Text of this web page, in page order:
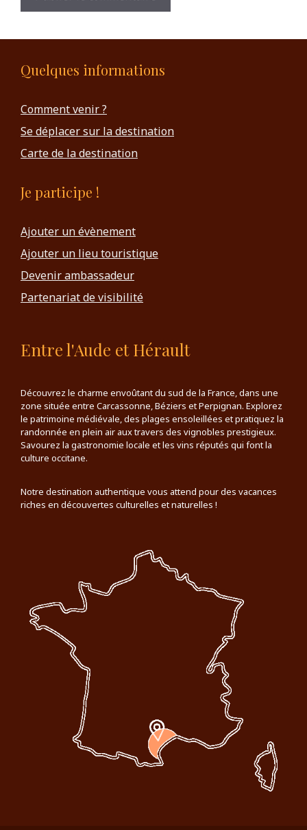
Quelques informations
Comment venir ?
Se déplacer sur la destination
Carte de la destination
Je participe !
Ajouter un évènement
Ajouter un lieu touristique
Devenir ambassadeur
Partenariat de visibilité
Entre l'Aude et Hérault
Découvrez le charme envoûtant du sud de la France, dans une
zone située entre Carcassonne, Béziers et Perpignan. Explorez
le patrimoine médiévale, des plages ensoleillées et pratiquez la
randonnée en plein air aux travers des vignobles prestigieux.
Savourez la gastronomie locale et les vins réputés qui font la
culture occitane.
Notre destination authentique vous attend pour des vacances
riches en découvertes culturelles et naturelles !